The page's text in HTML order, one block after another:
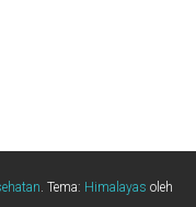
. Tema: Himalayas oleh